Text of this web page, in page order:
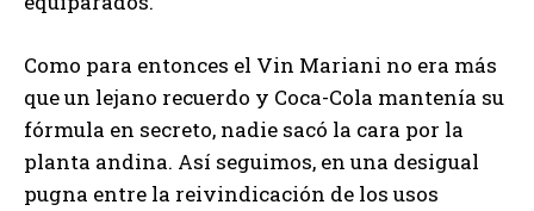
Como para entonces el Vin Mariani no era más
que un lejano recuerdo y Coca-Cola mantenía su
fórmula en secreto, nadie sacó la cara por la
planta andina. Así seguimos, en una desigual
pugna entre la reivindicación de los usos